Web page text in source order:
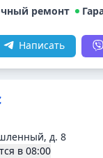
ремонт
Написать
д. 8
в 08:00